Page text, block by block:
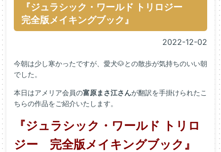
『ジュラシック・ワールド トリロジー
完全版メイキングブック』
2022-12-02
今朝は少し寒かったですが、愛犬🐶との散歩が気持ちのいい朝
でした。
本日はアメリア会員の富原まさ江さんが翻訳を手掛けられたこ
ちらの作品をご紹介いたします。
『ジュラシック・ワールド トリロ
ジー 完全版メイキングブック』